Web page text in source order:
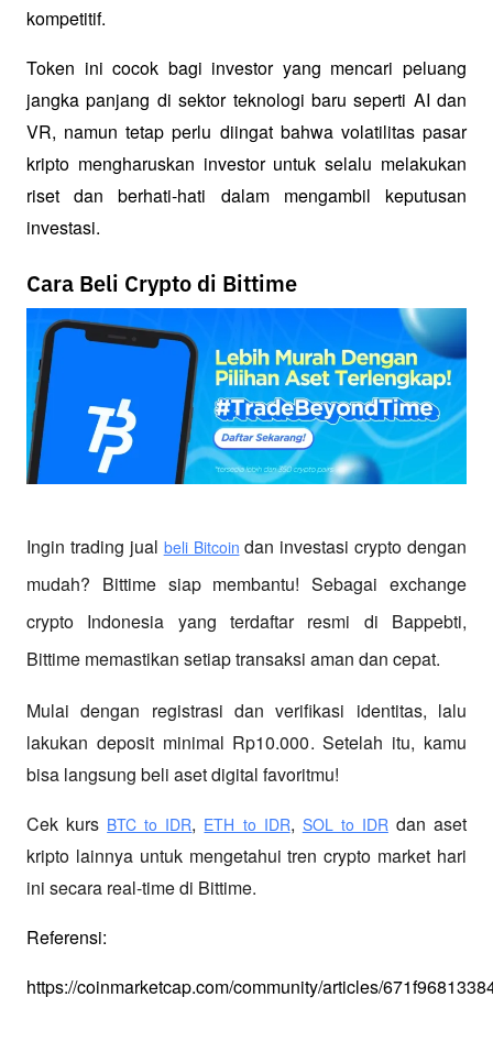
kompetitif.
Token ini cocok bagi investor yang mencari peluang
jangka panjang di sektor teknologi baru seperti AI dan
VR, namun tetap perlu diingat bahwa volatilitas pasar
kripto mengharuskan investor untuk selalu melakukan
riset dan berhati-hati dalam mengambil keputusan
investasi.
Cara Beli Crypto di Bittime
Ingin trading jual beli Bitcoin dan investasi crypto dengan
mudah? Bittime siap membantu! Sebagai exchange
crypto Indonesia yang terdaftar resmi di Bappebti,
Bittime memastikan setiap transaksi aman dan cepat.
Mulai dengan registrasi dan verifikasi identitas, lalu
lakukan deposit minimal Rp10.000. Setelah itu, kamu
bisa langsung beli aset digital favoritmu!
Cek kurs BTC to IDR, ETH to IDR, SOL to IDR dan aset
kripto lainnya untuk mengetahui tren crypto market hari
ini secara real-time di Bittime.
Referensi:
https://coinmarketcap.com/community/articles/